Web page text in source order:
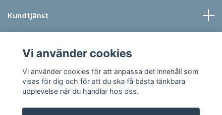
Kundtjänst
Sociala medier
Vi använder cookies
Vi använder cookies för att anpassa det innehåll som
visas för dig och för att du ska få bästa tänkbara
upplevelse när du handlar hos oss.